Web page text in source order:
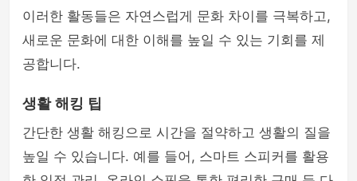
이러한 활동들은 자연스럽게 문화 차이를 극복하고,
새로운 문화에 대한 이해를 높일 수 있는 기회를 제
공합니다.
생활 해킹 팁
간단한 생활 해킹으로 시간을 절약하고 생활의 질을
높일 수 있습니다. 예를 들어, 스마트 스피커를 활용